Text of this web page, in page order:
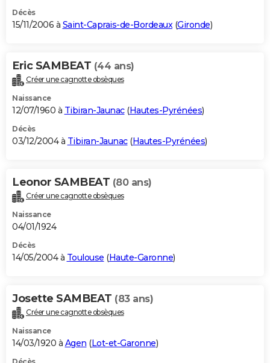
Décès
15/11/2006 à Saint-Caprais-de-Bordeaux(Gironde)
Eric SAMBEAT (44 ans)
Créer une cagnotte obsèques
Naissance
12/07/1960 à Tibiran-Jaunac(Hautes-Pyrénées)
Décès
03/12/2004 à Tibiran-Jaunac(Hautes-Pyrénées)
Leonor SAMBEAT (80 ans)
Créer une cagnotte obsèques
Naissance
04/01/1924
Décès
14/05/2004 à Toulouse (Haute-Garonne)
Josette SAMBEAT (83 ans)
Créer une cagnotte obsèques
Naissance
14/03/1920 à Agen (Lot-et-Garonne)